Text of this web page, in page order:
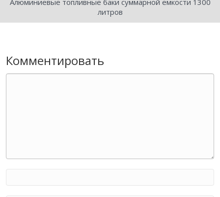
Алюминиевые топливные баки суммарной емкости 1300
литров
Комментировать